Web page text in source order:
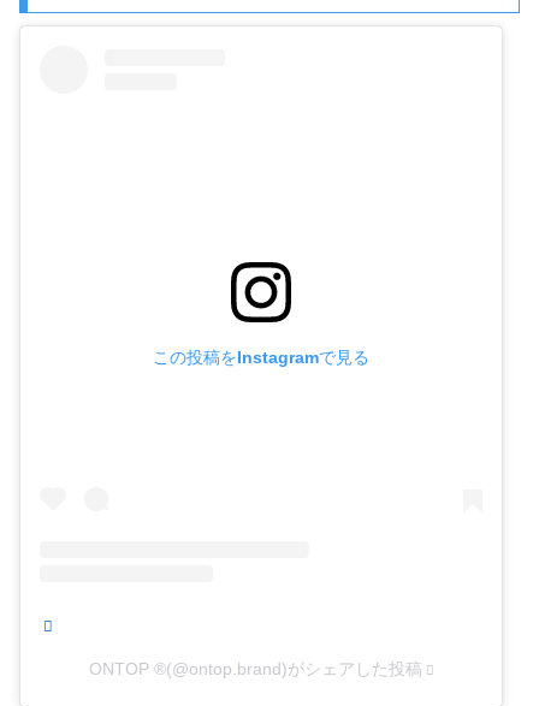
この投稿をInstagramで見る
ONTOP ®(@ontop.brand)がシェアした投稿